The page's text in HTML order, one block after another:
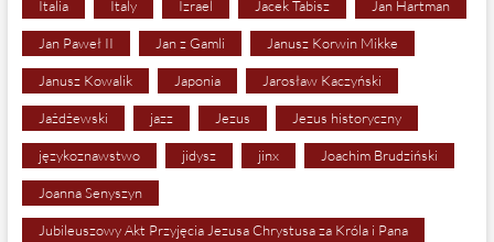
Italia Italy Izrael Jacek Tabisz Jan Hartman
Jan Paweł II Jan z Gamli Janusz Korwin Mikke
Janusz Kowalik Japonia Jarosław Kaczyński
Jażdżewski jazz Jezus Jezus historyczny
językoznawstwo jidysz jinx Joachim Brudziński
Joanna Senyszyn
Jubileuszowy Akt Przyjęcia Jezusa Chrystusa za Króla i Pana